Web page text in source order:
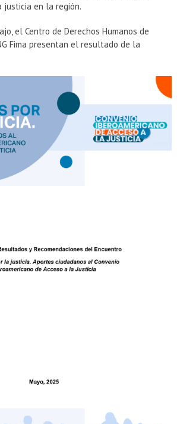
justicia en la región.
el Centro de Derechos Humanos de
Fima presentan el resultado de la